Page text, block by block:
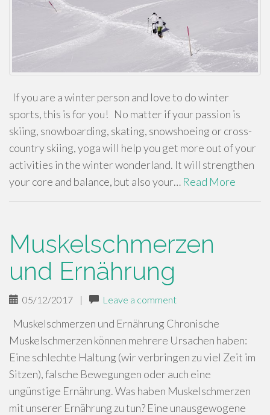
If you are a winter person and love to do winter
sports, this is for you! No matter if your passion is
skiing, snowboarding, skating, snowshoeing or cross-
country skiing, yoga will help you get more out of your
activities in the winter wonderland. It will strengthen
your core and balance, but also your… Read More
Muskelschmerzen
und Ernährung
05/12/2017 | Leave a comment
Muskelschmerzen und Ernährung Chronische
Muskelschmerzen können mehrere Ursachen haben:
Eine schlechte Haltung (wir verbringen zu viel Zeit im
Sitzen), falsche Bewegungen oder auch eine
ungünstige Ernährung. Was haben Muskelschmerzen
mit unserer Ernährung zu tun? Eine unausgewogene